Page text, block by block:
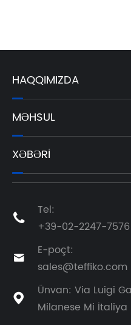
HAQQIMIZDA
MƏHSUL
XƏBƏRI

Tel:
+39-02-2247-7576

E-poçt:
sales@teffiko.com

Ünvan: Via Luigi
Milanese Mi İtaliya